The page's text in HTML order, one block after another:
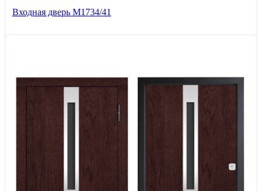
Входная дверь М1734/41